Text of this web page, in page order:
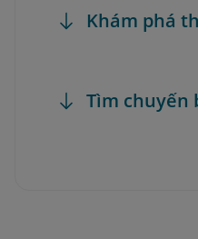
Khám phá
Tìm chuyến